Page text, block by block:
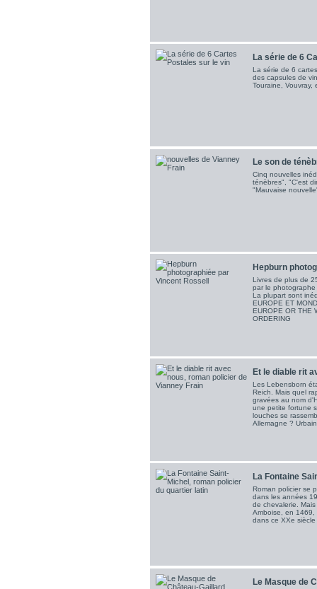
La série de 6
La série de 6
des capsules de
Touraine, Vouvray,
Le son de
Cinq nouvelles
ténèbres", "C'est
"Mauvaise
Hepburn
Livres de plus de
par le
La plupart sont
EUROPE ET
EUROPE OR THE
ORDERING
Et le diable rit
Les Lebensborn
Reich. Mais quel
gravées au nom
une petite fortune
louches se
Allemagne ?
La Fontaine
Roman policier se
dans les années
de chevalerie.
Amboise, en 1469,
dans ce XXe
Le Masque de